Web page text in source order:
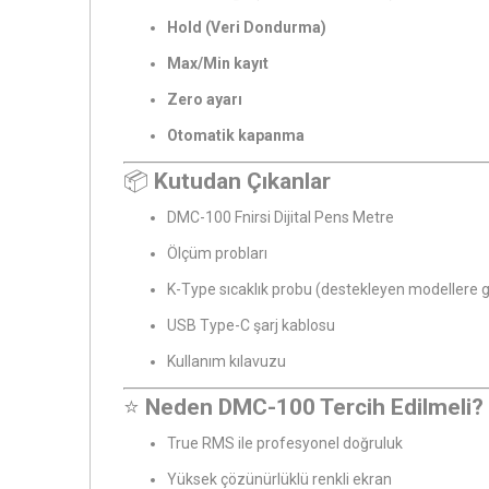
Hold (Veri Dondurma)
Max/Min kayıt
Zero ayarı
Otomatik kapanma
📦 Kutudan Çıkanlar
DMC-100 Fnirsi Dijital Pens Metre
Ölçüm probları
K-Type sıcaklık probu (destekleyen modellere
USB Type-C şarj kablosu
Kullanım kılavuzu
⭐ Neden DMC-100 Tercih Edilmeli?
True RMS ile profesyonel doğruluk
Yüksek çözünürlüklü renkli ekran